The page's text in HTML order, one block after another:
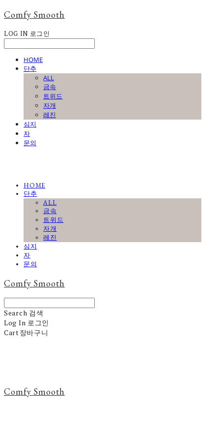
Comfy Smooth
LOG IN 로그인
HOME
단추
ALL
금속
트위드
자개
레진
심지
자
문의
HOME
단추
ALL
금속
트위드
자개
레진
심지
자
문의
Comfy Smooth
Search 검색
Log In 로그인
Cart장바구니
Comfy Smooth